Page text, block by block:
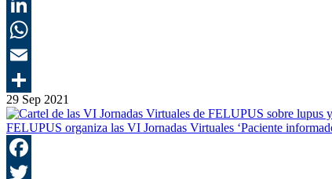
29 Sep 2021
FELUPUS organiza las VI Jornadas Virtuales ‘Paciente